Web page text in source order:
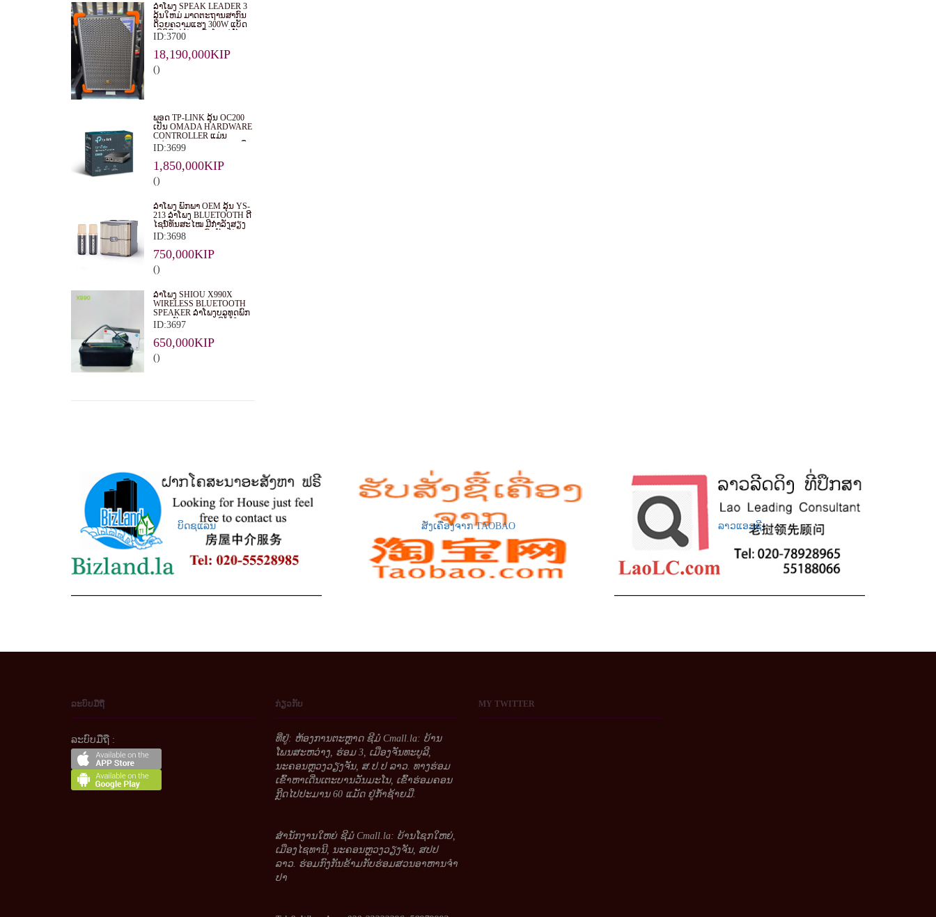
ລໍາໂພງ SPEAK LEADER 3
ລຸ້ນໃຫມ່ ມາດຕະຖານສາກົນ
ດ້ວຍຄວາມແຮງ 300W ແບັດ
ເຕີຣີທົນໄດ້ 10 ຊົ່ວໂມງຕໍ່ຄັ້ງ
ສາກ ຮັບປະກັນ 2 ປີ
ID:3700
18,190,000KIP
()
ພອດ TP-LINK ລຸ້ນ OC200
ເປັນ OMADA HARDWARE
CONTROLLER ແມ່ນ
ອຸປະກອນຄວບຄຸມຮາດແວທີ່
ອອກແບບມາເພື່ອຈັດການ
ແລະ ຄວບຄຸມລະບົບ WI-FI
ຂອງ OMADA EAPS ໃນ
ຮູບແບບສູນກາງ. ເໝາະສຳລັບ
ID:3699
1,850,000KIP
()
ລຳໂພງ ພົກພາ OEM ລຸ້ນ YS-
213 ລຳໂພງ BLUETOOTH ດີ
ໄຊນ໌ທັນສະໄໝ ມີກຳລັງສຽງ
ແຮງ 20W ສຽງຄົມຊັດ ພ້ອມ
ຟັງຊັນ KARAOKE ແລະ
ຮອງຮັບໄມໂຄຣໂຟນ 2 ອັນ
ID:3698
750,000KIP
()
ລຳໂພງ SHIOU X990X
WIRELESS BLUETOOTH
SPEAKER ລຳໂພງບລູທູດພົກ
ພາກຳລັງສຽງ 20W ດີໄຊນ໌
ທັນສະໄໝ ມີກຳລັງສຽງແຮງ
ດັງຄົມຊັດ ມີໄຟ RGB LIGHT
ເພີ່ມບັນຍາກາດໃນທຸກງານ
ID:3697
650,000KIP
()
ບິດຊແລນ ສັ່ງເຄື່ອງຈາກ TAOBAO ລາວແອວຊີ
ລະບົບມືຖື
ລະບົບມືຖື :
ກ່ຽວກັບ
ທີ່ຢູ່: ຫ້ອງການຕະຫຼາດ ຊີມໍ Cmall.la: ບ້ານ
ໂພນສະຫວ່າງ, ຮ່ອມ 3, ເມືອງຈັນທະບູລີ,
ນະຄອນຫຼວງວຽງຈັນ, ສ.ປ.ປ ລາວ. ທາງຮ່ອມ
ເຂົ້າຫາເດີ່ນເຕະບານວັນມະໂນ, ເຂົ້າຮ່ອມຄອນ
ກຼີດໄປປະມານ 60 ແມັດ ຢູ່ກໍ້າຊ້າຍມື.
ສໍານັກງານໃຫຍ່ ຊີມໍ Cmall.la: ບ້ານໂຊກໃຫຍ່,
ເມືອງໄຊທານີ, ນະຄອນຫຼວງວຽງຈັນ, ສປປ
ລາວ. ຮ່ອມກົງກັນຂ້າມກັບຮ່ອມສວນອາຫານຈໍາ
ປາ
MY TWITTER